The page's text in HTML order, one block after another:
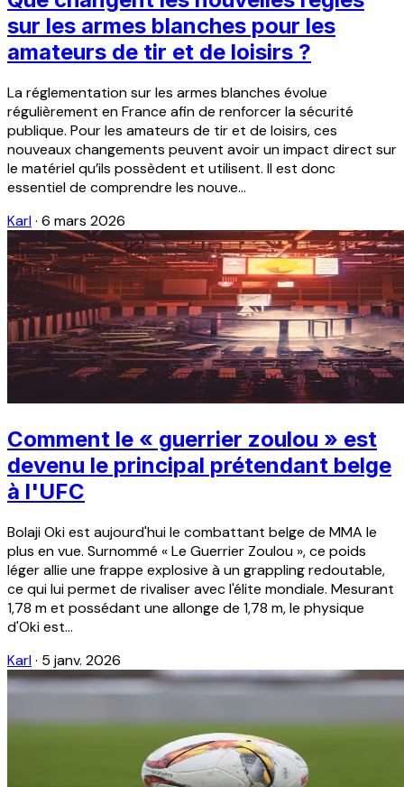
sur les armes blanches pour les
amateurs de tir et de loisirs ?
La réglementation sur les armes blanches évolue
régulièrement en France afin de renforcer la sécurité
publique. Pour les amateurs de tir et de loisirs, ces
nouveaux changements peuvent avoir un impact direct sur
le matériel qu’ils possèdent et utilisent. Il est donc
essentiel de comprendre les nouve...
Karl· 6 mars 2026
Comment le « guerrier zoulou » est
devenu le principal prétendant belge
à l'UFC
Bolaji Oki est aujourd'hui le combattant belge de MMA le
plus en vue. Surnommé « Le Guerrier Zoulou », ce poids
léger allie une frappe explosive à un grappling redoutable,
ce qui lui permet de rivaliser avec l'élite mondiale. Mesurant
1,78 m et possédant une allonge de 1,78 m, le physique
d'Oki est...
Karl· 5 janv. 2026